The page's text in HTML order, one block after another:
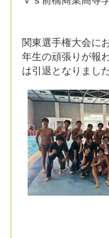
関東選手権大会に
年生の頑張りが報
は引退となりました